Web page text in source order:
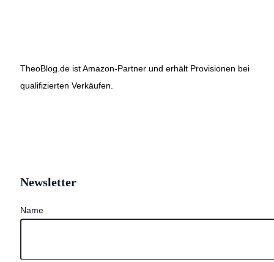
TheoBlog.de ist Amazon-Partner und erhält Provisionen bei
qualifizierten Verkäufen.
Newsletter
Name